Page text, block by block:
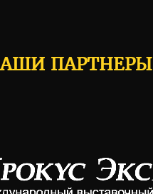
ПАРТНЕРЫ